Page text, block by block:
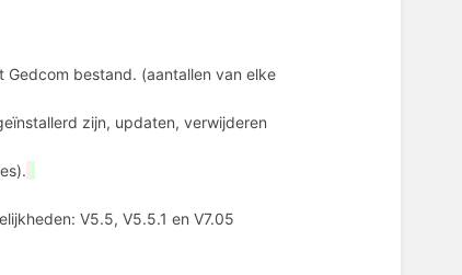
bestand. (aantallen van elke
zijn, updaten, verwijderen
V5.5, V5.5.1 en V7.05